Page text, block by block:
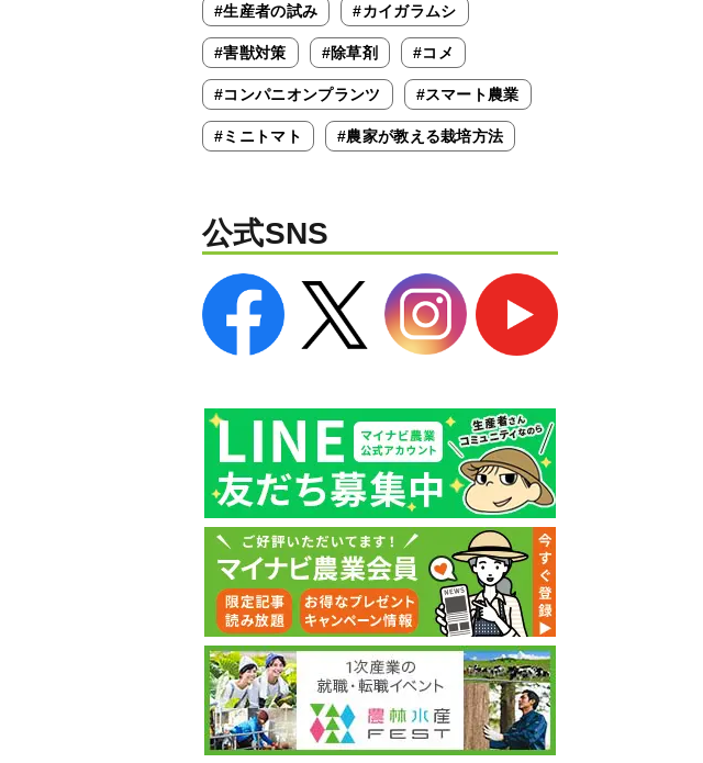
#生産者の試み #カイガラムシ
#害獣対策 #除草剤 #コメ
#コンパニオンプランツ #スマート農業
#ミニトマト #農家が教える栽培方法
公式SNS